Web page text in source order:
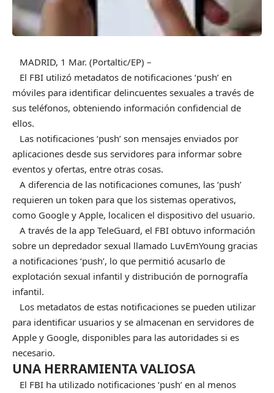
MADRID, 1 Mar. (Portaltic/EP) –
El FBI utilizó metadatos de notificaciones ‘push’ en
móviles para identificar delincuentes sexuales a través de
sus teléfonos, obteniendo información confidencial de
ellos.
Las notificaciones ‘push’ son mensajes enviados por
aplicaciones desde sus servidores para informar sobre
eventos y ofertas, entre otras cosas.
A diferencia de las notificaciones comunes, las ‘push’
requieren un token para que los sistemas operativos,
como Google y Apple, localicen el dispositivo del usuario.
A través de la app TeleGuard, el FBI obtuvo información
sobre un depredador sexual llamado LuvEmYoung gracias
a notificaciones ‘push’, lo que permitió acusarlo de
explotación sexual infantil y distribución de pornografía
infantil.
Los metadatos de estas notificaciones se pueden utilizar
para identificar usuarios y se almacenan en servidores de
Apple y Google, disponibles para las autoridades si es
necesario.
UNA HERRAMIENTA VALIOSA
El FBI ha utilizado notificaciones ‘push’ en al menos